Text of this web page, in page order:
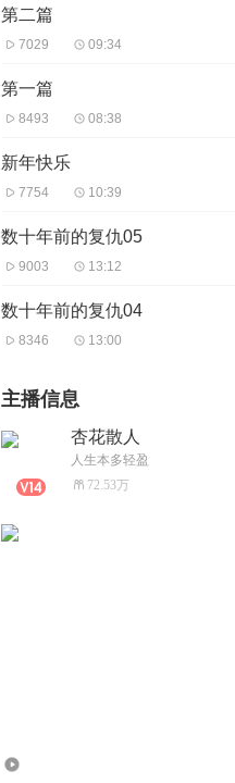
第二篇
7029 09:34
第一篇
8493 08:38
新年快乐
7754 10:39
数十年前的复仇05
9003 13:12
数十年前的复仇04
8346 13:00
主播信息
杏花散人
人生本多轻盈
72.53万